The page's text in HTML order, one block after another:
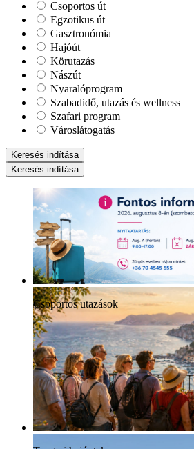
Csoportos út
Egzotikus út
Gasztronómia
Hajóút
Körutazás
Nászút
Nyaralóprogram
Szabadidő, utazás és wellness
Szafari program
Városlátogatás
Keresés indítása
Keresés indítása
Csoportos utazások